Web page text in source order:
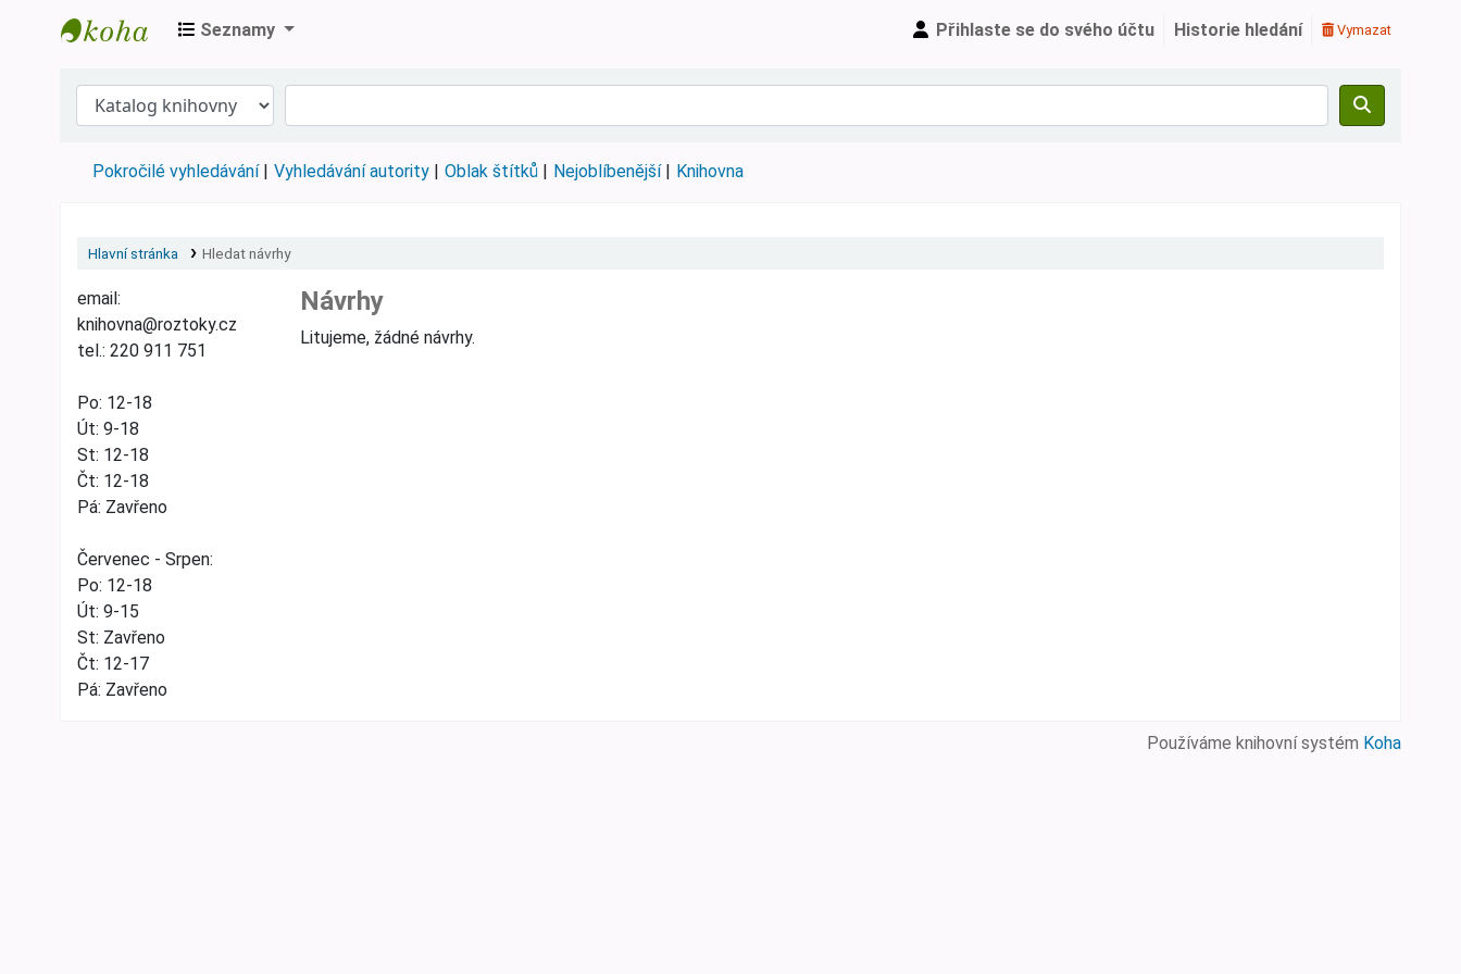
Seznamy Přihlaste se do svého účtu Historie hledání Vymazat
Pokročilé vyhledávání Vyhledávání autority Oblak štítků Nejoblíbenější Knihovna
Hlavní stránka Hledat návrhy
email:
knihovna@roztoky.cz
tel.: 220 911 751
Po: 12-18
Út: 9-18
St: 12-18
Čt: 12-18
Pá: Zavřeno
Červenec - Srpen:
Po: 12-18
Út: 9-15
St: Zavřeno
Čt: 12-17
Pá: Zavřeno
Návrhy
Litujeme, žádné návrhy.
Používáme knihovní systém Koha